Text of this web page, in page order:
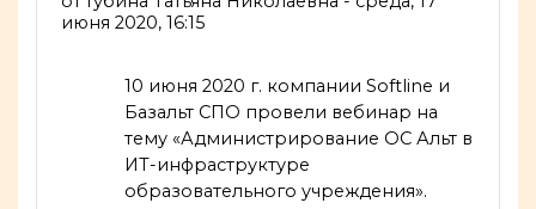
июня 2020, 16:15
10 июня 2020 г. компании Softline и
Базальт СПО провели вебинар на
тему «Администрирование ОС Альт в
ИТ-инфраструктуре
образовательного учреждения».